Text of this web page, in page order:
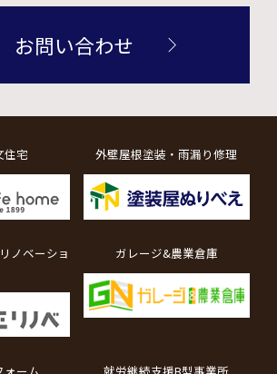
お問い合わせ
住宅 外壁屋根塗装・雨漏り修理
ノベーショ
ガレージ&農業倉庫